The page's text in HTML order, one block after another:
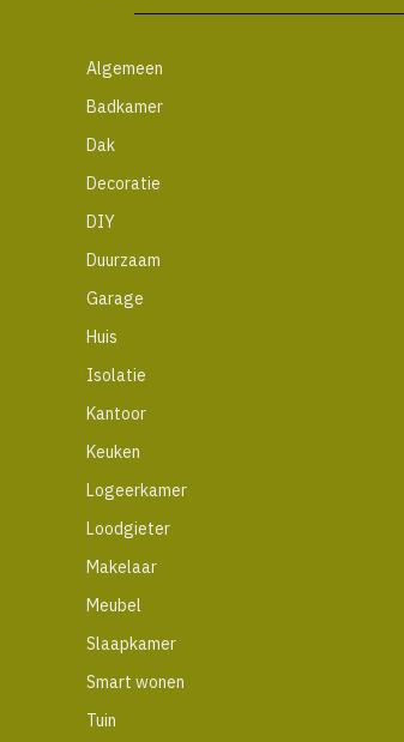
Algemeen
Badkamer
Dak
Decoratie
DIY
Duurzaam
Garage
Huis
Isolatie
Kantoor
Keuken
Logeerkamer
Loodgieter
Makelaar
Meubel
Slaapkamer
Smart wonen
Tuin